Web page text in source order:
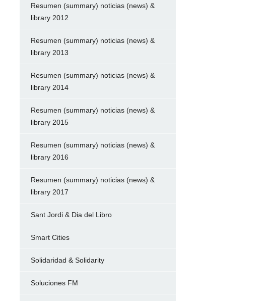
Resumen (summary) noticias (news) &
library 2012
Resumen (summary) noticias (news) &
library 2013
Resumen (summary) noticias (news) &
library 2014
Resumen (summary) noticias (news) &
library 2015
Resumen (summary) noticias (news) &
library 2016
Resumen (summary) noticias (news) &
library 2017
Sant Jordi & Dia del Libro
Smart Cities
Solidaridad & Solidarity
Soluciones FM